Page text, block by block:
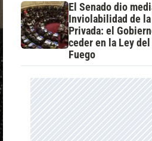
El Senado dio
Inviolabilidad de la
Privada: el
ceder en la Ley del
Fuego